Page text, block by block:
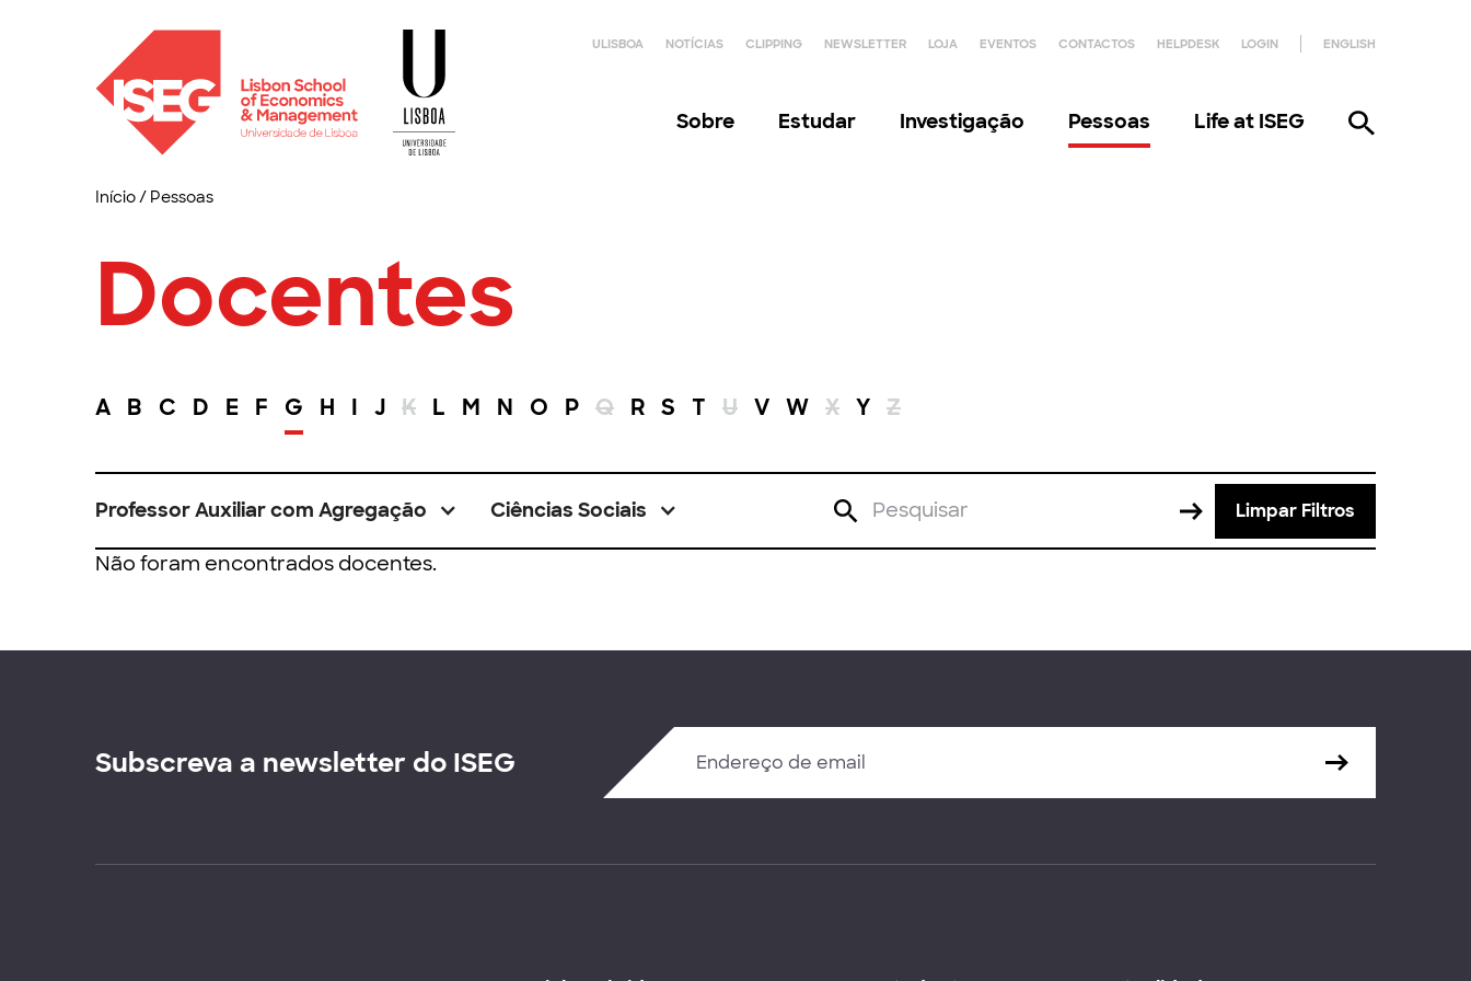
ULISBOA NOTÍCIAS CLIPPING NEWSLETTER LOJA EVENTOS CONTACTOS HELPDESK LOGIN ENGLISH
Sobre Estudar Investigação Pessoas Life at ISEG
Início/ Pessoas
Docentes
A B C D E F G H I J K L M N O P Q R S T U V W X Y Z
Professor Auxiliar com Agregação Ciências Sociais Limpar Filtros
Não foram encontrados docentes.
Subscreva a newsletter do ISEG